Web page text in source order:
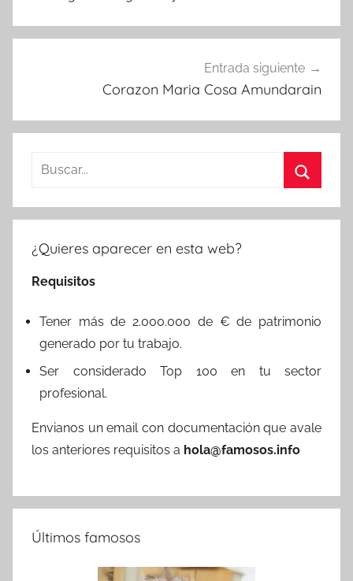
Entrada siguiente
Corazon Maria Cosa Amundarain
Buscar:
¿Quieres aparecer en esta web?
Requisitos
Tener más de 2.000.000 de € de patrimonio
generado por tu trabajo.
Ser considerado Top 100 en tu sector
profesional.
Envianos un email con documentación que avale
los anteriores requisitos a hola@famosos.info
Últimos famosos